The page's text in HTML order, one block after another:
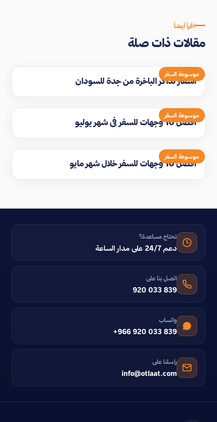
اقرأ أيضاً
مقالات ذات صلة
موسوعة السفر
اسعار تذاكر الباخرة من جدة للسودان
موسوعة السفر
افضل 10 وجهات للسفر في شهر يوليو
موسوعة السفر
افضل 10 وجهات للسفر خلال شهر مايو
تحتاج مساعدة؟
دعم 24/7 على مدار الساعة
اتصل بنا على
920 033 839
واتساب
+966 920 033 839
راسلنا على
info@otlaat.com